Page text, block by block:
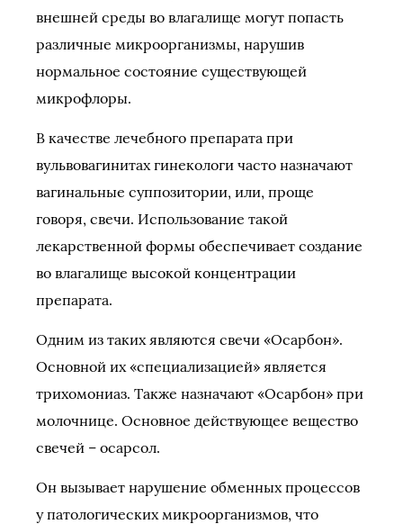
внешней среды во влагалище могут попасть
различные микроорганизмы, нарушив
нормальное состояние существующей
микрофлоры.
В качестве лечебного препарата при
вульвовагинитах гинекологи часто назначают
вагинальные суппозитории, или, проще
говоря, свечи. Использование такой
лекарственной формы обеспечивает создание
во влагалище высокой концентрации
препарата.
Одним из таких являются свечи «Осарбон».
Основной их «специализацией» является
трихомониаз. Также назначают «Осарбон» при
молочнице. Основное действующее вещество
свечей – осарсол.
Он вызывает нарушение обменных процессов
у патологических микроорганизмов, что